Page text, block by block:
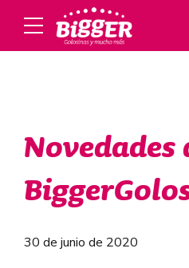
Novedades
30 de junio de 2020